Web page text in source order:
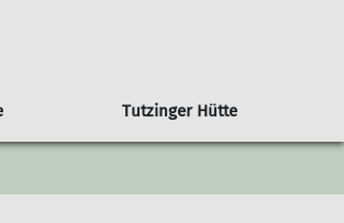
Trainer
weitere Gruppen
Klimaschutzbericht
Tutzinger Hütte